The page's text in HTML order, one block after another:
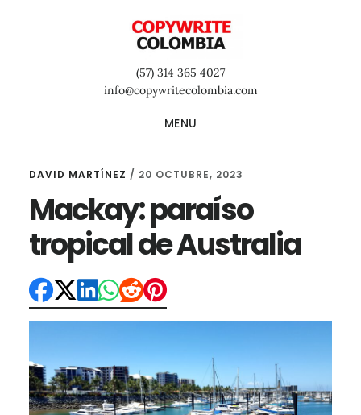
(57) 314 365 4027
info@copywritecolombia.com
MENU
DAVID MARTÍNEZ / 20 OCTUBRE, 2023
Mackay: paraíso
tropical de Australia